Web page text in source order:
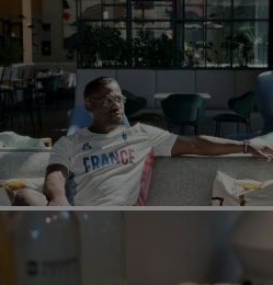
Destinace
Letištní
Nové a